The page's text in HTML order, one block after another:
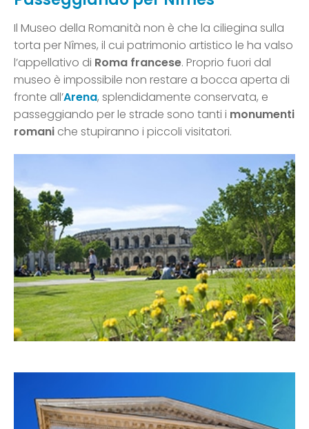
Il Museo della Romanità non è che la ciliegina sulla
torta per Nîmes, il cui patrimonio artistico le ha valso
l’appellativo di Roma francese. Proprio fuori dal
museo è impossibile non restare a bocca aperta di
fronte all’Arena, splendidamente conservata, e
passeggiando per le strade sono tanti i monumenti
romani che stupiranno i piccoli visitatori.